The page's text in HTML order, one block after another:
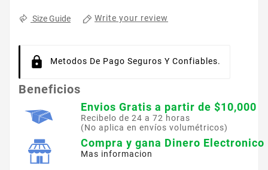
Size Guide Write your review
Metodos De Pago Seguros Y Confiables.
Beneficios
Envios Gratis a partir de $10,000
Recibelo de 24 a 72 horas
(No aplica en envíos volumétricos)
Compra y gana Dinero Electronico
Mas informacion